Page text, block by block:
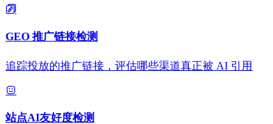
GEO 推广链接检测
追踪投放的推广链接，评估哪些渠道真正被 AI 引用
站点AI友好度检测